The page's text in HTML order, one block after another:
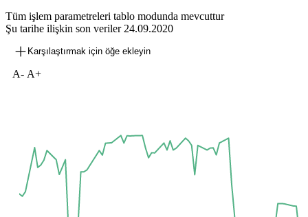
Tüm işlem parametreleri tablo modunda mevcuttur
Şu tarihe ilişkin son veriler 24.09.2020
Karşılaştırmak için öğe ekleyin